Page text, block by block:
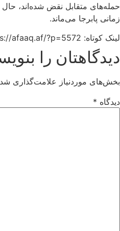
حمله‌های متقابل نقض شده‌اند،
زمانی پابرجا می‌ماند.
لینک کوتاه: https://afaaq.af/?p=5572
دیدگاهتان را
بخش‌های موردنیاز علامت‌گذاری
دیدگاه *